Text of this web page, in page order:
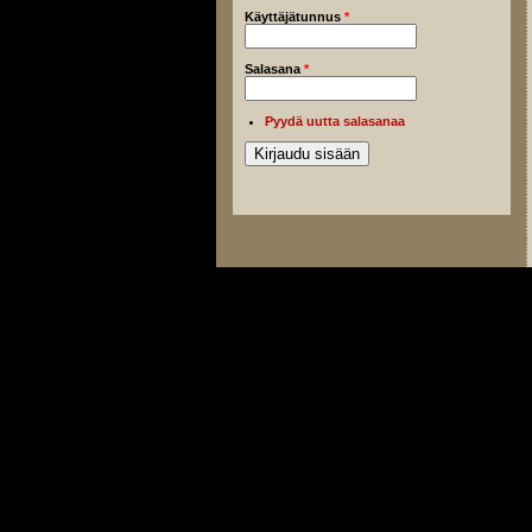
Käyttäjätunnus *
Salasana *
Pyydä uutta salasanaa